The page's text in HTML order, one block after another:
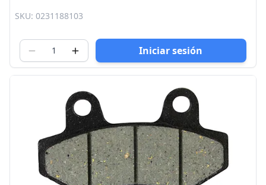
SKU: 0231188103
Iniciar sesión